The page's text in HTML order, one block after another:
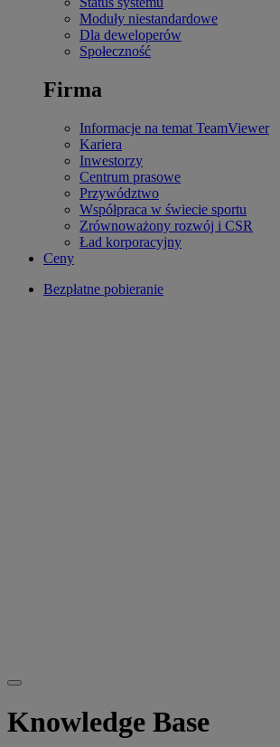
Moduły niestandardowe
Dla deweloperów
Społeczność
Firma
Informacje na temat TeamViewer
Kariera
Inwestorzy
Centrum prasowe
Przywództwo
Współpraca w świecie sportu
Zrównoważony rozwój i CSR
Ład korporacyjny
Ceny
Bezpłatne pobieranie
Knowledge Base